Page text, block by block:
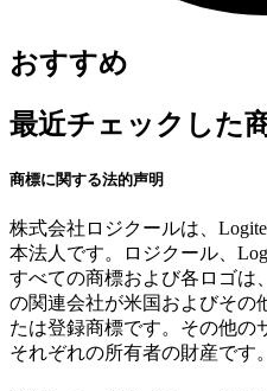
おすすめ
最近チェックした
商標に関する法的声明
株式会社ロジクールは、
本法人です。ロジクール、
すべての商標および各ロゴは
の関連会社が米国およびその
たは登録商標です。その他の
それぞれの所有者の財産です